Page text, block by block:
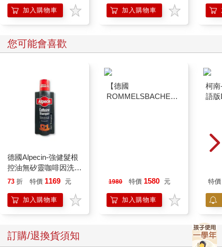
蒂貓 酷洛米 帕恰狗 美
樂蒂 KAITAI
加入購物車 加入購物車
您可能會喜歡
德國Alpecin-強健髮根
控油無矽靈咖啡因洗髮
凝露375ml/瓶-C1強健
調理頭皮洗髮液/0矽靈
滋潤洗頭髮水/一般髮
73 折 特價 1169 元
加入購物車
曼百赫】多功能煮蛋
ER600/ER-600
1980 特價 1580 元
加入購物車
特價
訂購/退換貨須知